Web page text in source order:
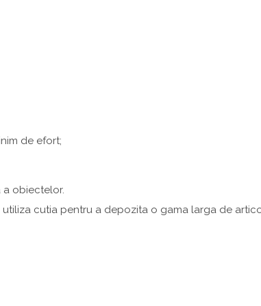
de efort;
a obiectelor.
cutia pentru a depozita o gama larga de